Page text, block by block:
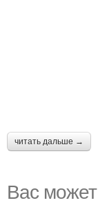
читать дальше →
Вас